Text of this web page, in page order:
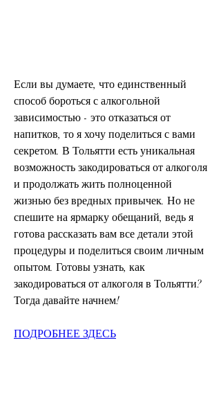
Если вы думаете, что единственный
способ бороться с алкогольной
зависимостью - это отказаться от
напитков, то я хочу поделиться с вами
секретом. В Тольятти есть уникальная
возможность закодироваться от алкоголя
и продолжать жить полноценной
жизнью без вредных привычек. Но не
спешите на ярмарку обещаний, ведь я
готова рассказать вам все детали этой
процедуры и поделиться своим личным
опытом. Готовы узнать, как
закодироваться от алкоголя в Тольятти?
Тогда давайте начнем!
ПОДРОБНЕЕ ЗДЕСЬ